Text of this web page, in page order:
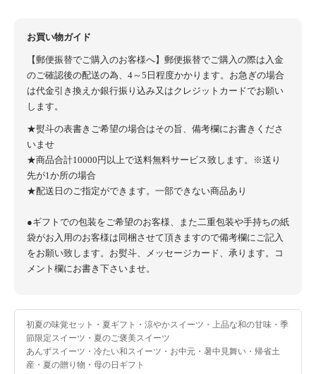
お買い物ガイド
【郵便振替でご購入のお客様へ】郵便振替でご購入の際は入金
のご確認後の配送の為、4～5日程度かかります。お急ぎの場合
は代金引き換えか銀行振り込み又はクレジットカードでお願い
します。
★熨斗の表書きご希望の場合はその旨、備考欄にお書きくださ
いませ
★商品合計10000円以上で送料無料サービス致します。※送り
先が1か所の場合
★配送日のご指定ができます。一部できない商品あり
●ギフトでの包装をご希望のお客様、また二重包装や手持ちの紙
袋がお入用のお客様は同梱させて頂きますので備考欄にご記入
をお願い致します。お熨斗、メッセージカード、承ります。コ
メント欄にお書き下さいませ。
初夏の味覚セット・夏ギフト・涼やかスイーツ・上品な和の甘味・季
節限定スイーツ・夏のご褒美スイーツ
あんずスイーツ・冷たい和スイーツ・お中元・暑中見舞い・帰省土
産・夏の贈り物・母の日ギフト